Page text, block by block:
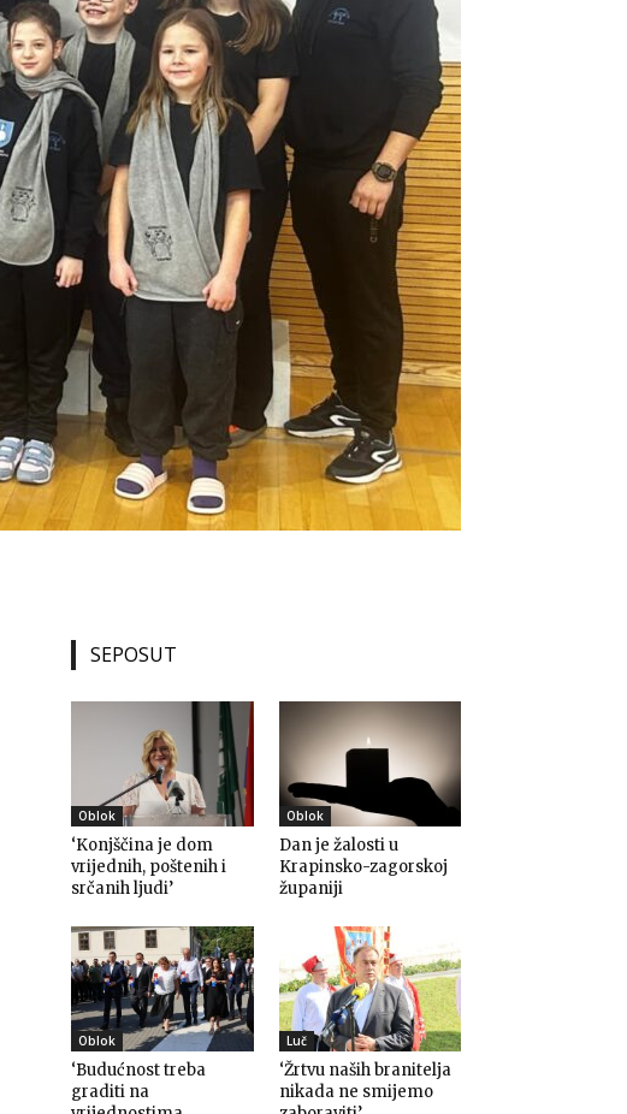
SEPOSUT
Oblok
‘Konjščina je dom
vrijednih, poštenih i
srčanih ljudi’
Oblok
Dan je žalosti u
Krapinsko-zagorskoj
županiji
Oblok
‘Budućnost treba
graditi na
Luč
‘Žrtvu naših branitelja
nikada ne smijemo